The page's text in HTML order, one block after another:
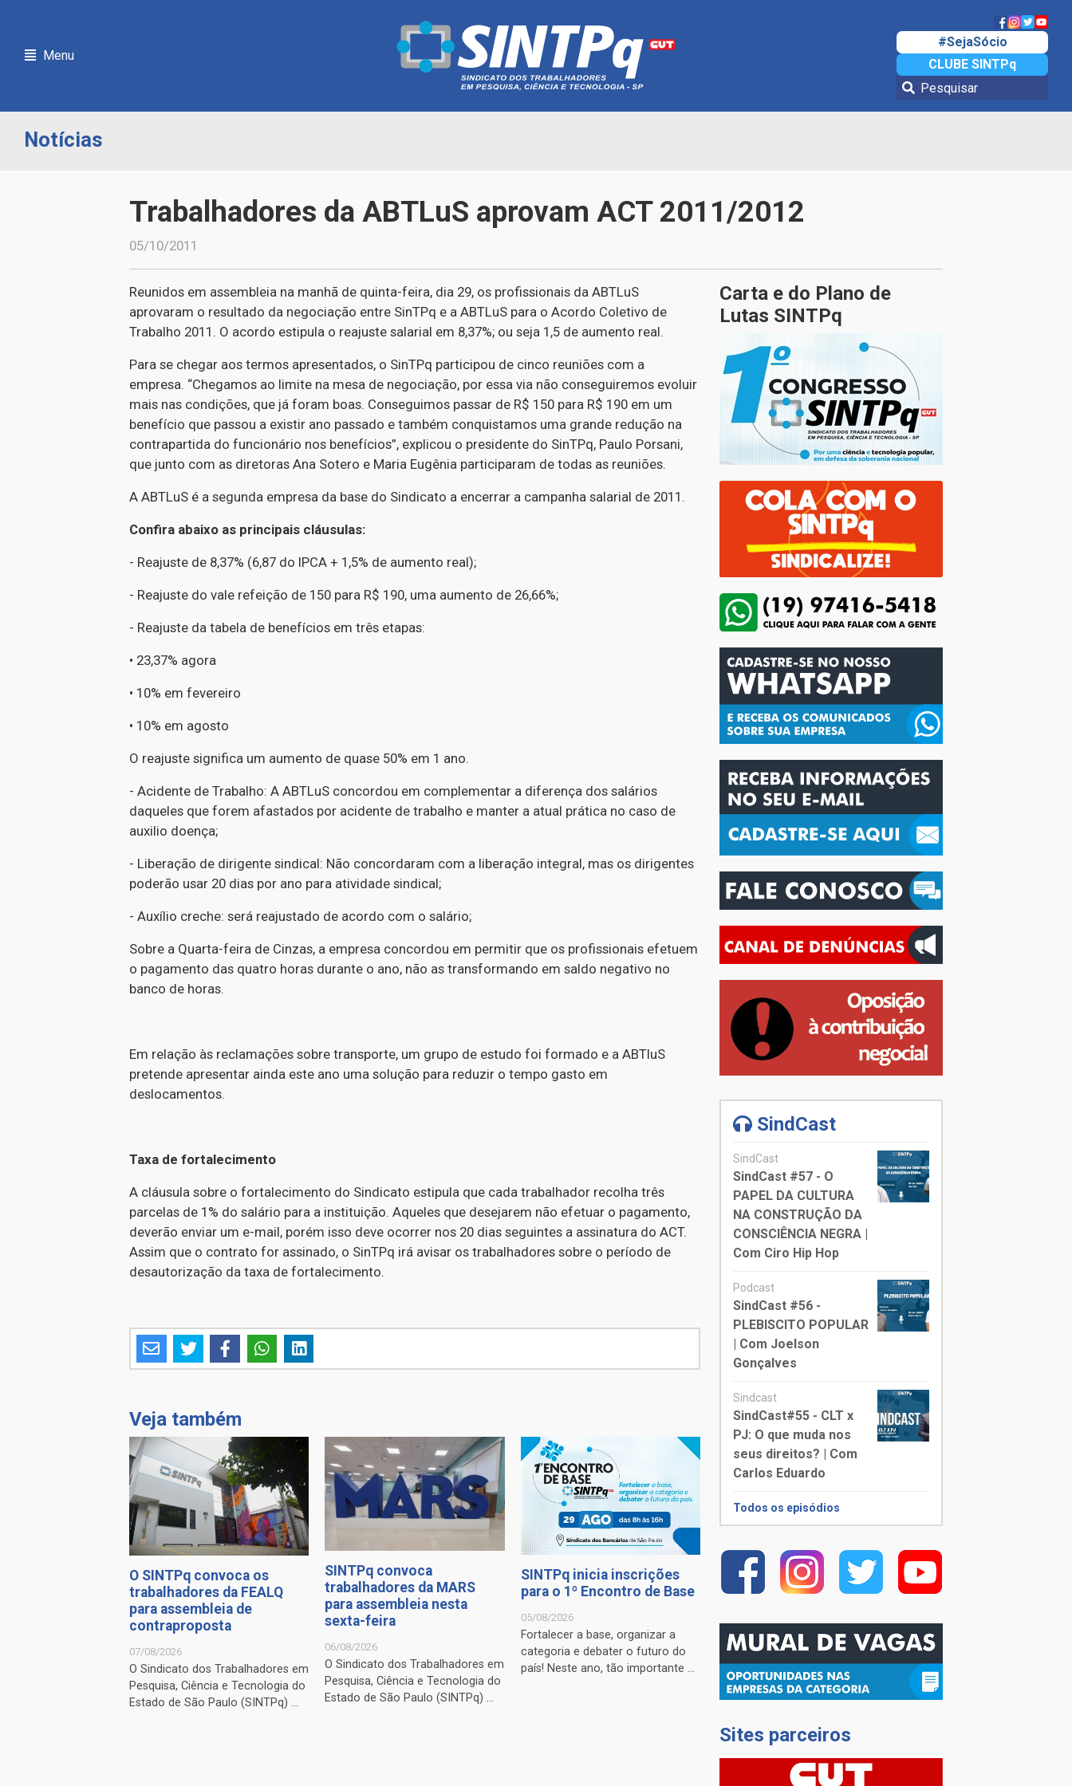
Menu
#SejaSócio
CLUBE SINTPq
Notícias
Trabalhadores da ABTLuS aprovam ACT 2011/2012
05/10/2011
Reunidos em assembleia na manhã de quinta-feira, dia 29, os profissionais da ABTLuS
aprovaram o resultado da negociação entre SinTPq e a ABTLuS para o Acordo Coletivo de
Trabalho 2011. O acordo estipula o reajuste salarial em 8,37%; ou seja 1,5 de aumento real.
Para se chegar aos termos apresentados, o SinTPq participou de cinco reuniões com a
empresa. “Chegamos ao limite na mesa de negociação, por essa via não conseguiremos evoluir
mais nas condições, que já foram boas. Conseguimos passar de R$ 150 para R$ 190 em um
benefício que passou a existir ano passado e também conquistamos uma grande redução na
contrapartida do funcionário nos benefícios”, explicou o presidente do SinTPq, Paulo Porsani,
que junto com as diretoras Ana Sotero e Maria Eugênia participaram de todas as reuniões.
A ABTLuS é a segunda empresa da base do Sindicato a encerrar a campanha salarial de 2011.
Confira abaixo as principais cláusulas:
- Reajuste de 8,37% (6,87 do IPCA + 1,5% de aumento real);
- Reajuste do vale refeição de 150 para R$ 190, uma aumento de 26,66%;
- Reajuste da tabela de benefícios em três etapas:
• 23,37% agora
• 10% em fevereiro
• 10% em agosto
O reajuste significa um aumento de quase 50% em 1 ano.
- Acidente de Trabalho: A ABTLuS concordou em complementar a diferença dos salários
daqueles que forem afastados por acidente de trabalho e manter a atual prática no caso de
auxilio doença;
- Liberação de dirigente sindical: Não concordaram com a liberação integral, mas os dirigentes
poderão usar 20 dias por ano para atividade sindical;
- Auxílio creche: será reajustado de acordo com o salário;
Sobre a Quarta-feira de Cinzas, a empresa concordou em permitir que os profissionais efetuem
o pagamento das quatro horas durante o ano, não as transformando em saldo negativo no
banco de horas.
Em relação às reclamações sobre transporte, um grupo de estudo foi formado e a ABTluS
pretende apresentar ainda este ano uma solução para reduzir o tempo gasto em
deslocamentos.
Taxa de fortalecimento
A cláusula sobre o fortalecimento do Sindicato estipula que cada trabalhador recolha três
parcelas de 1% do salário para a instituição. Aqueles que desejarem não efetuar o pagamento,
deverão enviar um e-mail, porém isso deve ocorrer nos 20 dias seguintes a assinatura do ACT.
Assim que o contrato for assinado, o SinTPq irá avisar os trabalhadores sobre o período de
desautorização da taxa de fortalecimento.
Veja também
O SINTPq convoca os
trabalhadores da FEALQ
para assembleia de
contraproposta
07/08/2026
O Sindicato dos Trabalhadores em
Pesquisa, Ciência e Tecnologia do
Estado de São Paulo (SINTPq) ...
SINTPq convoca
trabalhadores da MARS
para assembleia nesta
sexta-feira
06/08/2026
O Sindicato dos Trabalhadores em
Pesquisa, Ciência e Tecnologia do
Estado de São Paulo (SINTPq) ...
SINTPq inicia inscrições
para o 1º Encontro de Base
05/08/2026
Fortalecer a base, organizar a
categoria e debater o futuro do
país! Neste ano, tão importante ...
Carta e do Plano de
Lutas SINTPq
SindCast
SindCast
SindCast #57 - O
PAPEL DA CULTURA
NA CONSTRUÇÃO DA
CONSCIÊNCIA NEGRA |
Com Ciro Hip Hop
Podcast
SindCast #56 -
PLEBISCITO POPULAR
| Com Joelson
Gonçalves
Sindcast
SindCast#55 - CLT x
PJ: O que muda nos
seus direitos? | Com
Carlos Eduardo
Todos os episódios
Sites parceiros